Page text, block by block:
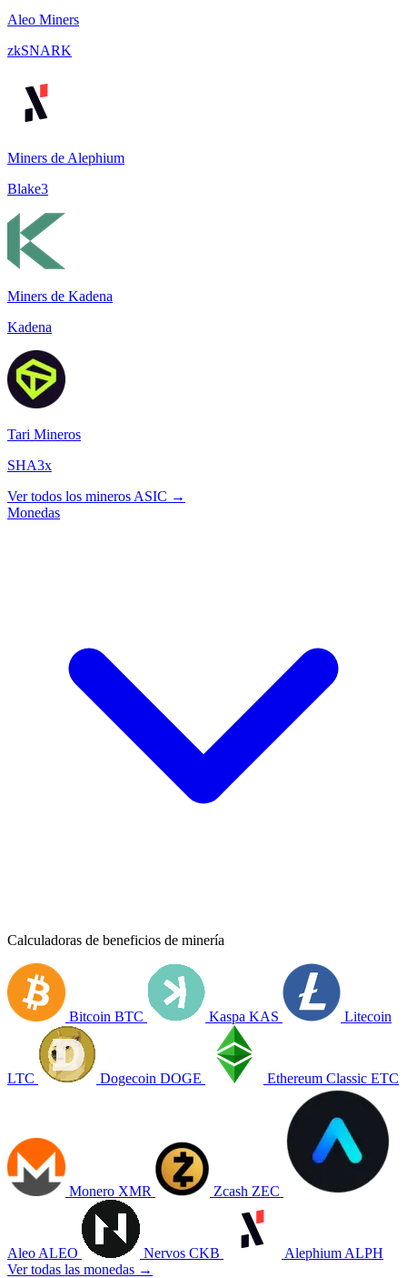
Aleo Miners
zkSNARK
Miners de Alephium
Blake3
Miners de Kadena
Kadena
Tari Mineros
SHA3x
Ver todos los mineros ASIC →
Monedas
Calculadoras de beneficios de minería
Bitcoin BTC Kaspa KAS Litecoin
LTC Dogecoin DOGE Ethereum Classic ETC
Monero XMR Zcash ZEC
Aleo ALEO Nervos CKB Alephium ALPH
Ver todas las monedas →